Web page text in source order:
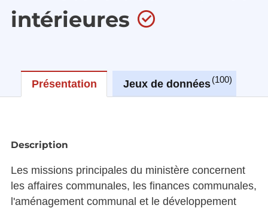
intérieures
Présentation Jeux de données 100
Description
Les missions principales du ministère concernent
les affaires communales, les finances communales,
l'aménagement communal et le développement